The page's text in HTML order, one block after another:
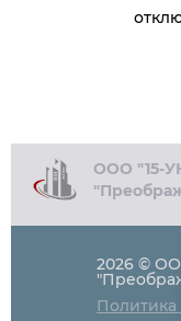
ООО "15-
2026 ©